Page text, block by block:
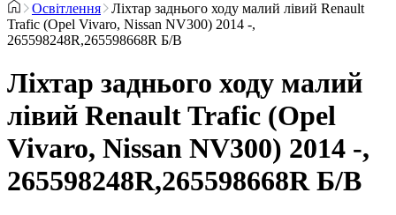
Освітлення
Ліхтар заднього ходу малий лівий Renault
Trafic (Opel Vivaro, Nissan NV300) 2014 -,
265598248R,265598668R Б/В
Ліхтар заднього ходу малий
лівий Renault Trafic (Opel
Vivaro, Nissan NV300) 2014 -,
265598248R,265598668R Б/В